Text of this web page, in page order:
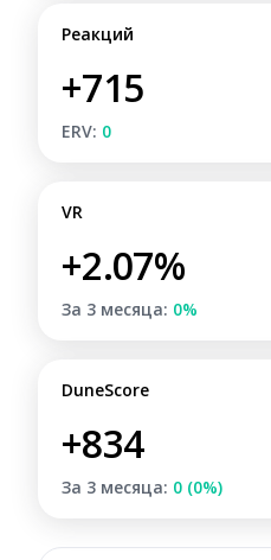
Реакций
+715
ERV: 0
VR
+2.07%
За 3 месяца: 0%
DuneScore
+834
За 3 месяца: 0 (0%)